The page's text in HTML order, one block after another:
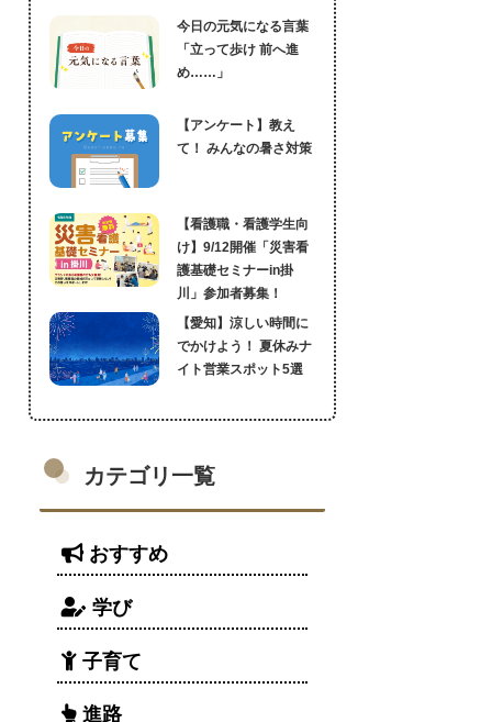
今日の元気になる言葉
「立って歩け 前へ進
め……」
【アンケート】教え
て！ みんなの暑さ対策
【看護職・看護学生向
け】9/12開催「災害看
護基礎セミナーin掛
川」参加者募集！
【愛知】涼しい時間に
でかけよう！ 夏休みナ
イト営業スポット5選
カテゴリ一覧
おすすめ
学び
子育て
進路